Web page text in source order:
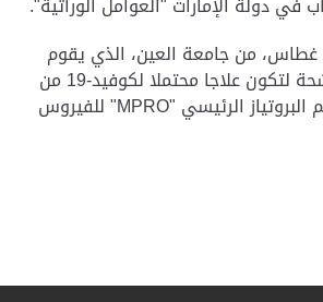
من جامعة العين، الذي يقوم
باكتشاف أدوية مرشحة لتكون علاجا محتملا لكوفيد-19 من
الرئيسي " MPRO" للفيروس